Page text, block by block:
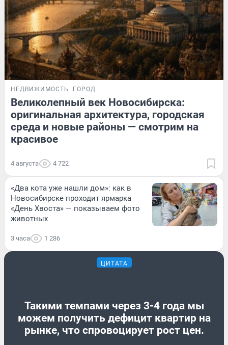
НЕДВИЖИМОСТЬ ГОРОД
Великолепный век Новосибирска:
оригинальная архитектура, городская
среда и новые районы — смотрим на
красивое
4 августа 4 722
«Два кота уже нашли дом»: как в
Новосибирске проходит ярмарка
«День Хвоста» — показываем фото
животных
3 часа 1 286
ЦИТАТА
Такими темпами через 3-4 года мы
можем получить дефицит квартир на
рынке, что спровоцирует рост цен.